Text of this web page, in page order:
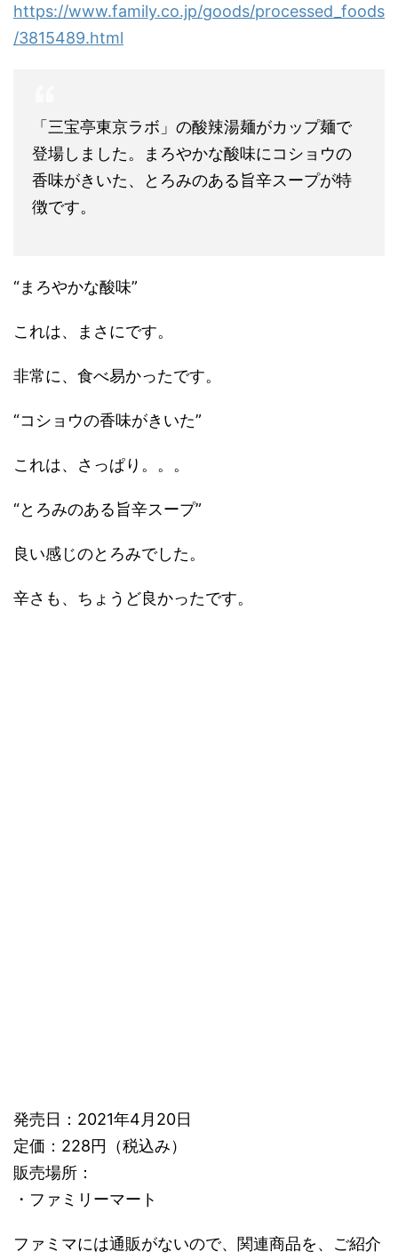
https://www.family.co.jp/goods/processed_foods
/3815489.html
「三宝亭東京ラボ」の酸辣湯麺がカップ麺で
登場しました。まろやかな酸味にコショウの
香味がきいた、とろみのある旨辛スープが特
徴です。
“まろやかな酸味”
これは、まさにです。
非常に、食べ易かったです。
“コショウの香味がきいた”
これは、さっぱり。。。
“とろみのある旨辛スープ”
良い感じのとろみでした。
辛さも、ちょうど良かったです。
発売日：2021年4月20日
定価：228円（税込み）
販売場所：
・ファミリーマート
ファミマには通販がないので、関連商品を、ご紹介